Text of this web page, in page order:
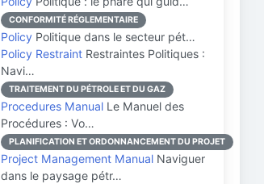
CONFORMITÉ RÉGLEMENTAIRE
Policy Politique dans le secteur pét…
Policy Restraint Restraintes Politiques :
Navi…
TRAITEMENT DU PÉTROLE ET DU GAZ
Procedures Manual Le Manuel des
Procédures : Vo…
PLANIFICATION ET ORDONNANCEMENT DU PROJET
Project Management Manual Naviguer
dans le paysage pétr…